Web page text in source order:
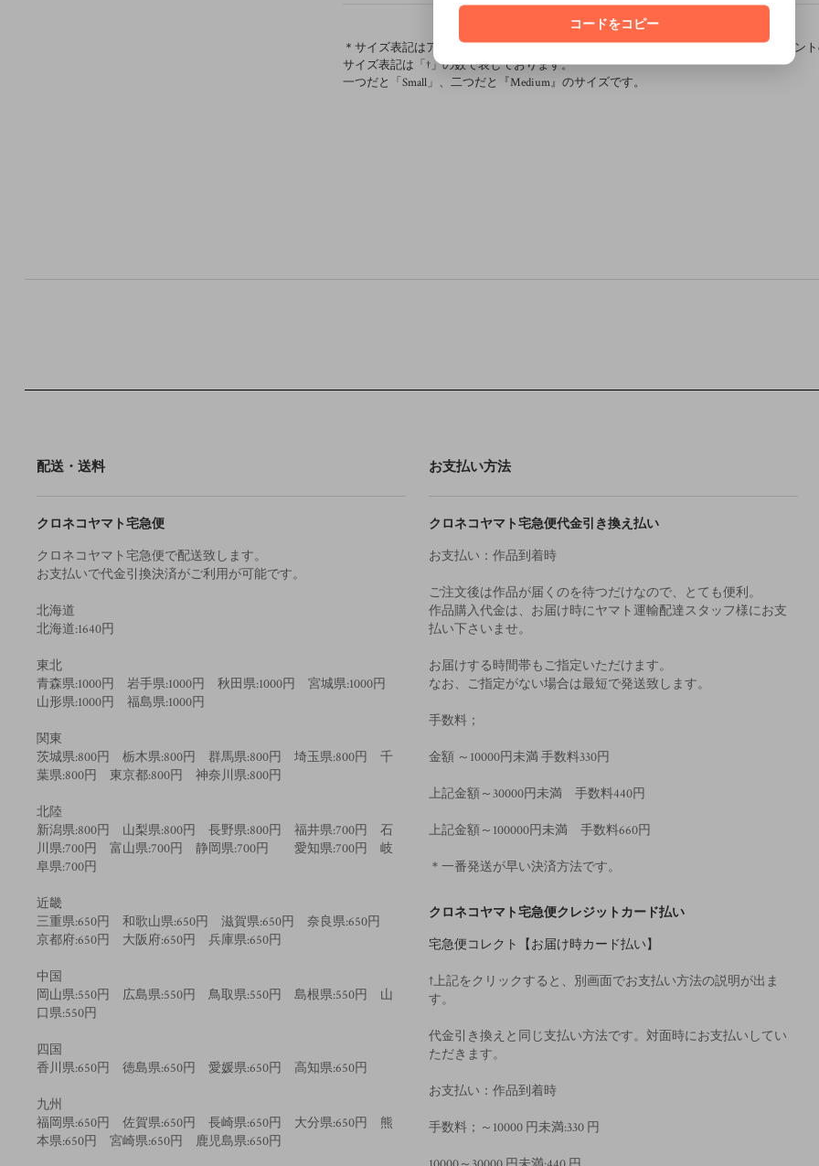
＊サイズ表記はアンチクロススタンプで一つづつ仕上げており、着込んでいったプリント
サイズ表記は「†」の数で表しております。
一つだと「Small」、二つだと『Medium』のサイズです。
配送・送料
クロネコヤマト宅急便
クロネコヤマト宅急便で配送致します。
お支払いで代金引換決済がご利用が可能です。
北海道
北海道:1640円
東北
青森県:1000円 岩手県:1000円 秋田県:1000円 宮城県:1000円
山形県:1000円 福島県:1000円
関東
茨城県:800円 栃木県:800円 群馬県:800円 埼玉県:800円 千
葉県:800円 東京都:800円 神奈川県:800円
北陸
新潟県:800円 山梨県:800円 長野県:800円 福井県:700円 石
川県:700円 富山県:700円 静岡県:700円 愛知県:700円 岐
阜県:700円
近畿
三重県:650円 和歌山県:650円 滋賀県:650円 奈良県:650円
京都府:650円 大阪府:650円 兵庫県:650円
中国
岡山県:550円 広島県:550円 鳥取県:550円 島根県:550円 山
口県:550円
四国
香川県:650円 徳島県:650円 愛媛県:650円 高知県:650円
九州
福岡県:650円 佐賀県:650円 長崎県:650円 大分県:650円 熊
本県:650円 宮崎県:650円 鹿児島県:650円
お支払い方法
クロネコヤマト宅急便代金引き換え払い
お支払い：作品到着時
ご注文後は作品が届くのを待つだけなので、とても便利。
作品購入代金は、お届け時にヤマト運輸配達スタッフ様にお支
払い下さいませ。
お届けする時間帯もご指定いただけます。
なお、ご指定がない場合は最短で発送致します。
手数料；
金額 ～10000円未満 手数料330円
上記金額～30000円未満 手数料440円
上記金額～100000円未満 手数料660円
＊一番発送が早い決済方法です。
クロネコヤマト宅急便クレジットカード払い
宅急便コレクト【お届け時カード払い】
↑上記をクリックすると、別画面でお支払い方法の説明が出ま
す。
代金引き換えと同じ支払い方法です。対面時にお支払いしてい
ただきます。
お支払い：作品到着時
手数料；～10000 円未満:330 円
コードをコピー